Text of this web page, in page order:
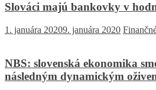
Slováci majú bankovky v
1. januára 20209. januára 2020
NBS: slovenská ekonomika
následným dynamickým